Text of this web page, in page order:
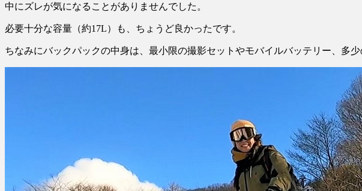
中にズレが気になることがありませんでした。
必要十分な容量（約17L）も、ちょうど良かったです。
ちなみにバックパックの中身は、最小限の撮影セットやモバイルバッテリー、多